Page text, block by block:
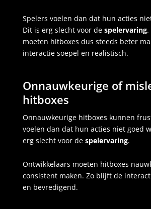
Spelers voelen dan dat hun acties
Dit is erg slecht voor de spelervaring.
moeten hitboxes dus steeds beter
interactie soepel en realistisch.
Onnauwkeurige of
hitboxes
Onnauwkeurige hitboxes kunnen
voelen dan dat hun acties niet goed
erg slecht voor de spelervaring.
Ontwikkelaars moeten hitboxes
consistent maken. Zo blijft de
en bevredigend.